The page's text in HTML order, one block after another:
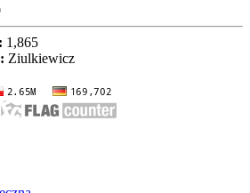
1,865
Ziulkiewicz